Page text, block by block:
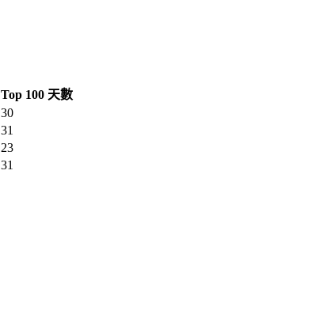
Top 100 天數
30
31
23
31